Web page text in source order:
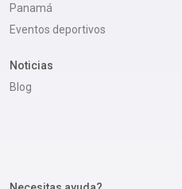
Panamá
Eventos deportivos
Noticias
Blog